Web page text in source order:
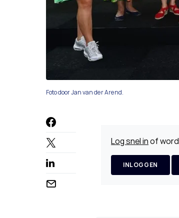
Foto door Jan van der Arend.
Log snel inof word
INLOGGEN